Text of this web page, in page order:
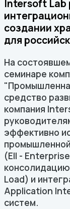
Intersoft Lab
создании
для
На
семинаре
средство
компания
эффективно
(EII -
Load) и
Application
систем.